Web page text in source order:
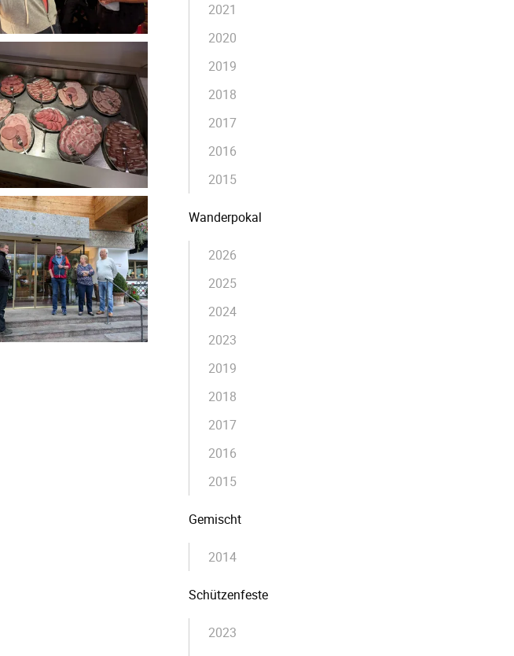
2021
2020
2019
2018
2017
2016
2015
Wanderpokal
2026
2025
2024
2023
2019
2018
2017
2016
2015
Gemischt
2014
Schützenfeste
2023